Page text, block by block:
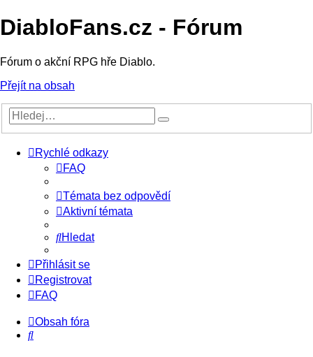
DiabloFans.cz - Fórum
Fórum o akční RPG hře Diablo.
Přejít na obsah
Rychlé odkazy
FAQ
Témata bez odpovědí
Aktivní témata
Hledat
Přihlásit se
Registrovat
FAQ
Obsah fóra
Hledat